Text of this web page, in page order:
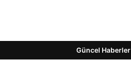
Güncel Haberler